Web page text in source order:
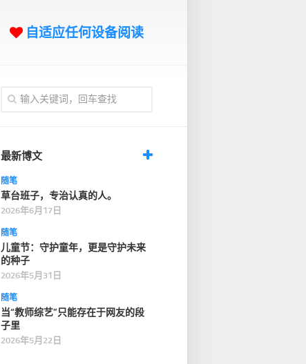
自适应任何设备阅读
最新博文
随笔
草台班子，专治认真的人。
2026年6月17日
随笔
儿童节：守护童年，更是守护未来
的种子
2026年5月31日
随笔
当“教师综艺”只能存在于网友的段
子里
2026年5月22日